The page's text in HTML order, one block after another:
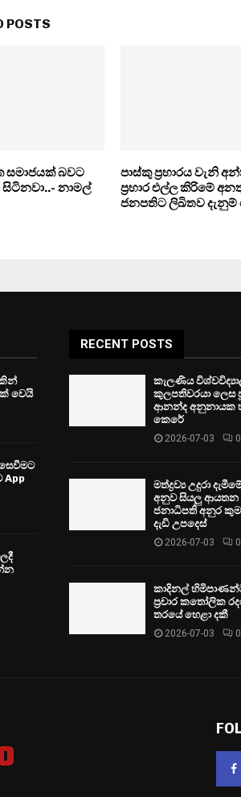
POSTS
සමාජයක් බවට
නාමල්
පාස්කු ප‍්‍රහාරය වැනි
ප‍්‍රහාර එල්ල කිරිමේ
ජනපතිට ලිඛිතව දැනුම්
වෙයි
App
RECENT POSTS
කැලණිය
කුලපතිවරයා ලෙස
ආනන්ද අනුනායක
කෙරේ
2026-07-03 0
මත්ද්‍රව්‍ය උදුරා
අනුව සියලු ආයතන
ජනාධිපති අනුර
දැඩි උපදෙස්
2026-07-03 0
කාදිනල්
ප්‍රචාර කතෝලික
තරයේ හෙළා දකී
2026-07-03 0